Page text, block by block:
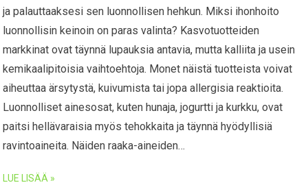
ja palauttaaksesi sen luonnollisen hehkun. Miksi ihonhoito
luonnollisin keinoin on paras valinta? Kasvotuotteiden
markkinat ovat täynnä lupauksia antavia, mutta kalliita ja usein
kemikaalipitoisia vaihtoehtoja. Monet näistä tuotteista voivat
aiheuttaa ärsytystä, kuivumista tai jopa allergisia reaktioita.
Luonnolliset ainesosat, kuten hunaja, jogurtti ja kurkku, ovat
paitsi hellävaraisia myös tehokkaita ja täynnä hyödyllisiä
ravintoaineita. Näiden raaka-aineiden…
LUE LISÄÄ »